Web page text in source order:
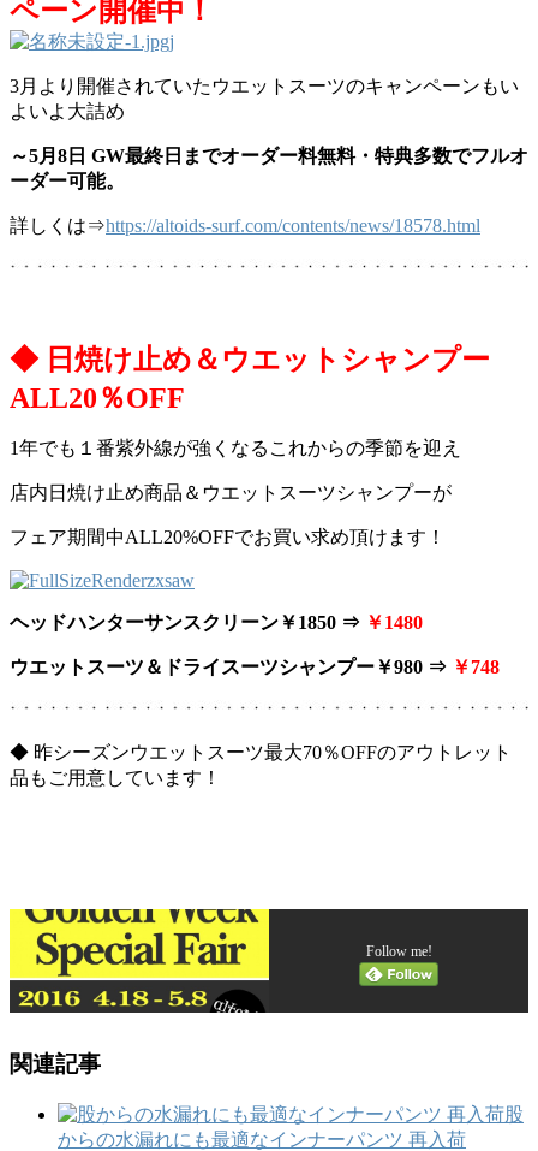
ペーン開催中！
3月より開催されていたウエットスーツのキャンペーンもい
よいよ大詰め
～5月8日 GW最終日までオーダー料無料・特典多数でフルオ
ーダー可能。
詳しくは⇒https://altoids-surf.com/contents/news/18578.html
◆ 日焼け止め＆ウエットシャンプー
ALL20％OFF
1年でも１番紫外線が強くなるこれからの季節を迎え
店内日焼け止め商品＆ウエットスーツシャンプーが
フェア期間中ALL20%OFFでお買い求め頂けます！
ヘッドハンターサンスクリーン￥1850 ⇒ ￥1480
ウエットスーツ＆ドライスーツシャンプー￥980 ⇒ ￥748
◆ 昨シーズンウエットスーツ最大70％OFFのアウトレット
品もご用意しています！
Follow me!
関連記事
股
からの水漏れにも最適なインナーパンツ 再入荷